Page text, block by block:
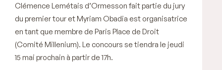
Clémence Lemétais d’Ormesson fait partie du jury
du premier tour etMyriam Obadia est organisatrice
en tant que membre de Paris Place de Droit
(Comité Millenium). Le concours se tiendra le jeudi
15 mai prochain à partir de 17h.